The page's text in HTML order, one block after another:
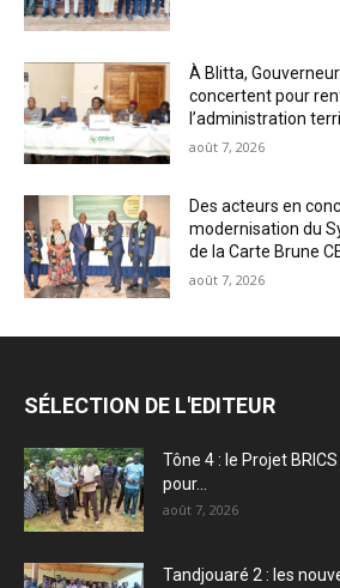
À Blitta,
concertent pour
l’administration
août 7, 2026
Des acteurs en
modernisation du
de la Carte Brune
août 7, 2026
SÉLECTION DE L'EDITEUR
Tône 4 : le Projet
pour...
août 7, 2026
Tandjouaré 2 : les